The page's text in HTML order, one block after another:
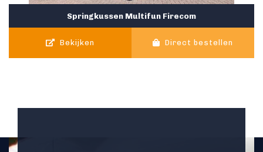
Springkussen Multifun Firecom
Bekijken Direct bestellen